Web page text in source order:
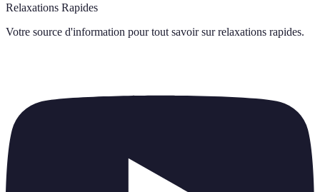
Relaxations Rapides
Votre source d'information pour tout savoir sur relaxations rapides.